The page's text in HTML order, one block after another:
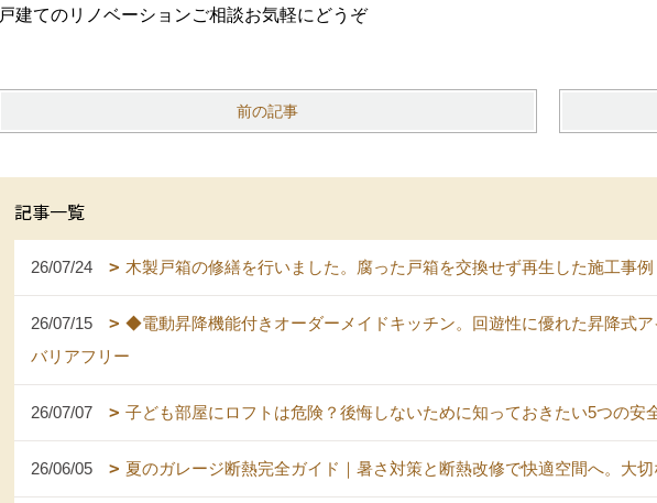
戸建てのリノベーションご相談お気軽にどうぞ
前の記事
記事一覧
26/07/24 木製戸箱の修繕を行いました。腐った戸箱を交換せず再生した施工事
26/07/15
◆電動昇降機能付きオーダーメイドキッチン。回遊性に優れた昇降式
バリアフリー
26/07/07 子ども部屋にロフトは危険？後悔しないために知っておきたい5つの安
26/06/05 夏のガレージ断熱完全ガイド｜暑さ対策と断熱改修で快適空間へ。大